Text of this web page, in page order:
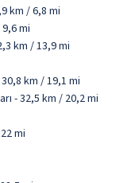
km / 6,8 mi
mi
km / 13,9 mi
km / 19,1 mi
- 32,5 km / 20,2 mi
mi